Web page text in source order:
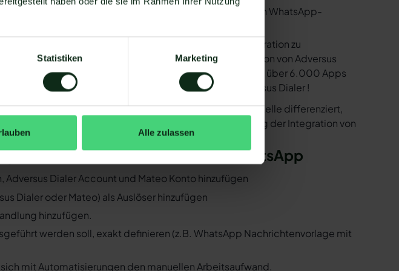
Statistiken Marketing
Alle zulassen
WhatsApp-Business-API nutzen. Mit dem herkömmlichen WhatsApp-
muss die nötige Software bereitstellen, um die Integration zu
der WhatsApp API sind in der Lage, eine Integration von Adversus
Mit Mateo stehen Ihnen dank der Zapier Integration über 6.000 Apps
verbinden können. Darunter ist natürlich auch Adversus Dialer !
je nach dem Anbieter der WhatsApp API Schnittstelle differenziert,
Wir zeigen Ihnen im Folgenden, wie die Einrichtung der Integration von
funktioniert.
von Adversus Dialer und WhatsApp
Adversus Dialer Account und Mateo Konto hinzufügen
Dialer oder Mateo) als Auslöser hinzufügen
hinzufügen.
werden soll, exakt definieren (z.B. WhatsApp Nachrichtenvorlage mit
mit Automatisierungen den manuellen Arbeitsaufwand.